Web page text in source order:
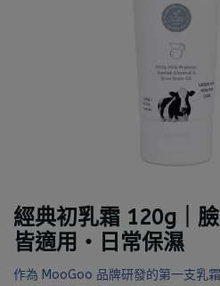
經典初乳霜 120g｜
皆適用・日常保濕
作為 MooGoo 品牌研發的第一支乳